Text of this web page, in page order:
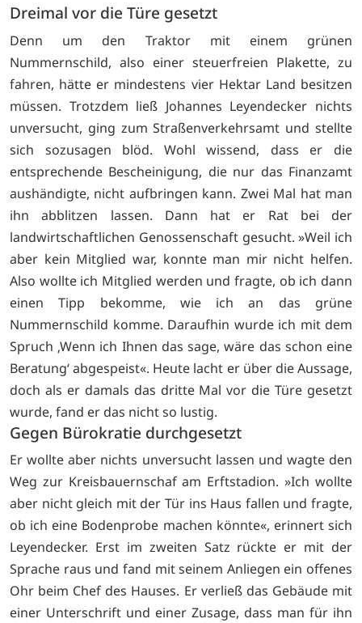
Dreimal vor die Türe gesetzt
Denn um den Traktor mit einem grünen
Nummernschild, also einer steuerfreien Plakette, zu
fahren, hätte er mindestens vier Hektar Land besitzen
müssen. Trotzdem ließ Johannes Leyendecker nichts
unversucht, ging zum Straßenverkehrsamt und stellte
sich sozusagen blöd. Wohl wissend, dass er die
entsprechende Bescheinigung, die nur das Finanzamt
aushändigte, nicht aufbringen kann. Zwei Mal hat man
ihn abblitzen lassen. Dann hat er Rat bei der
landwirtschaftlichen Genossenschaft gesucht. »Weil ich
aber kein Mitglied war, konnte man mir nicht helfen.
Also wollte ich Mitglied werden und fragte, ob ich dann
einen Tipp bekomme, wie ich an das grüne
Nummernschild komme. Daraufhin wurde ich mit dem
Spruch ‚Wenn ich Ihnen das sage, wäre das schon eine
Beratung‘ abgespeist«. Heute lacht er über die Aussage,
doch als er damals das dritte Mal vor die Türe gesetzt
wurde, fand er das nicht so lustig.
Gegen Bürokratie durchgesetzt
Er wollte aber nichts unversucht lassen und wagte den
Weg zur Kreisbauernschaf am Erftstadion. »Ich wollte
aber nicht gleich mit der Tür ins Haus fallen und fragte,
ob ich eine Bodenprobe machen könnte«, erinnert sich
Leyendecker. Erst im zweiten Satz rückte er mit der
Sprache raus und fand mit seinem Anliegen ein offenes
Ohr beim Chef des Hauses. Er verließ das Gebäude mit
einer Unterschrift und einer Zusage, dass man für ihn